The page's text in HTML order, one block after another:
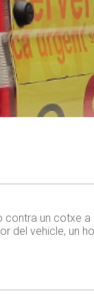
contra un cotxe a
del vehicle, un